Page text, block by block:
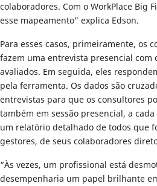
colaboradores. Com o WorkPlace Big
esse mapeamento” explica Edson.
Para esses casos, primeiramente, os
fazem uma entrevista presencial com
avaliados. Em seguida, eles
pela ferramenta. Os dados são
entrevistas para que os consultores
também em sessão presencial, a
um relatório detalhado de todos que
gestores, de seus colaboradores
“Às vezes, um profissional está
desempenharia um papel brilhante